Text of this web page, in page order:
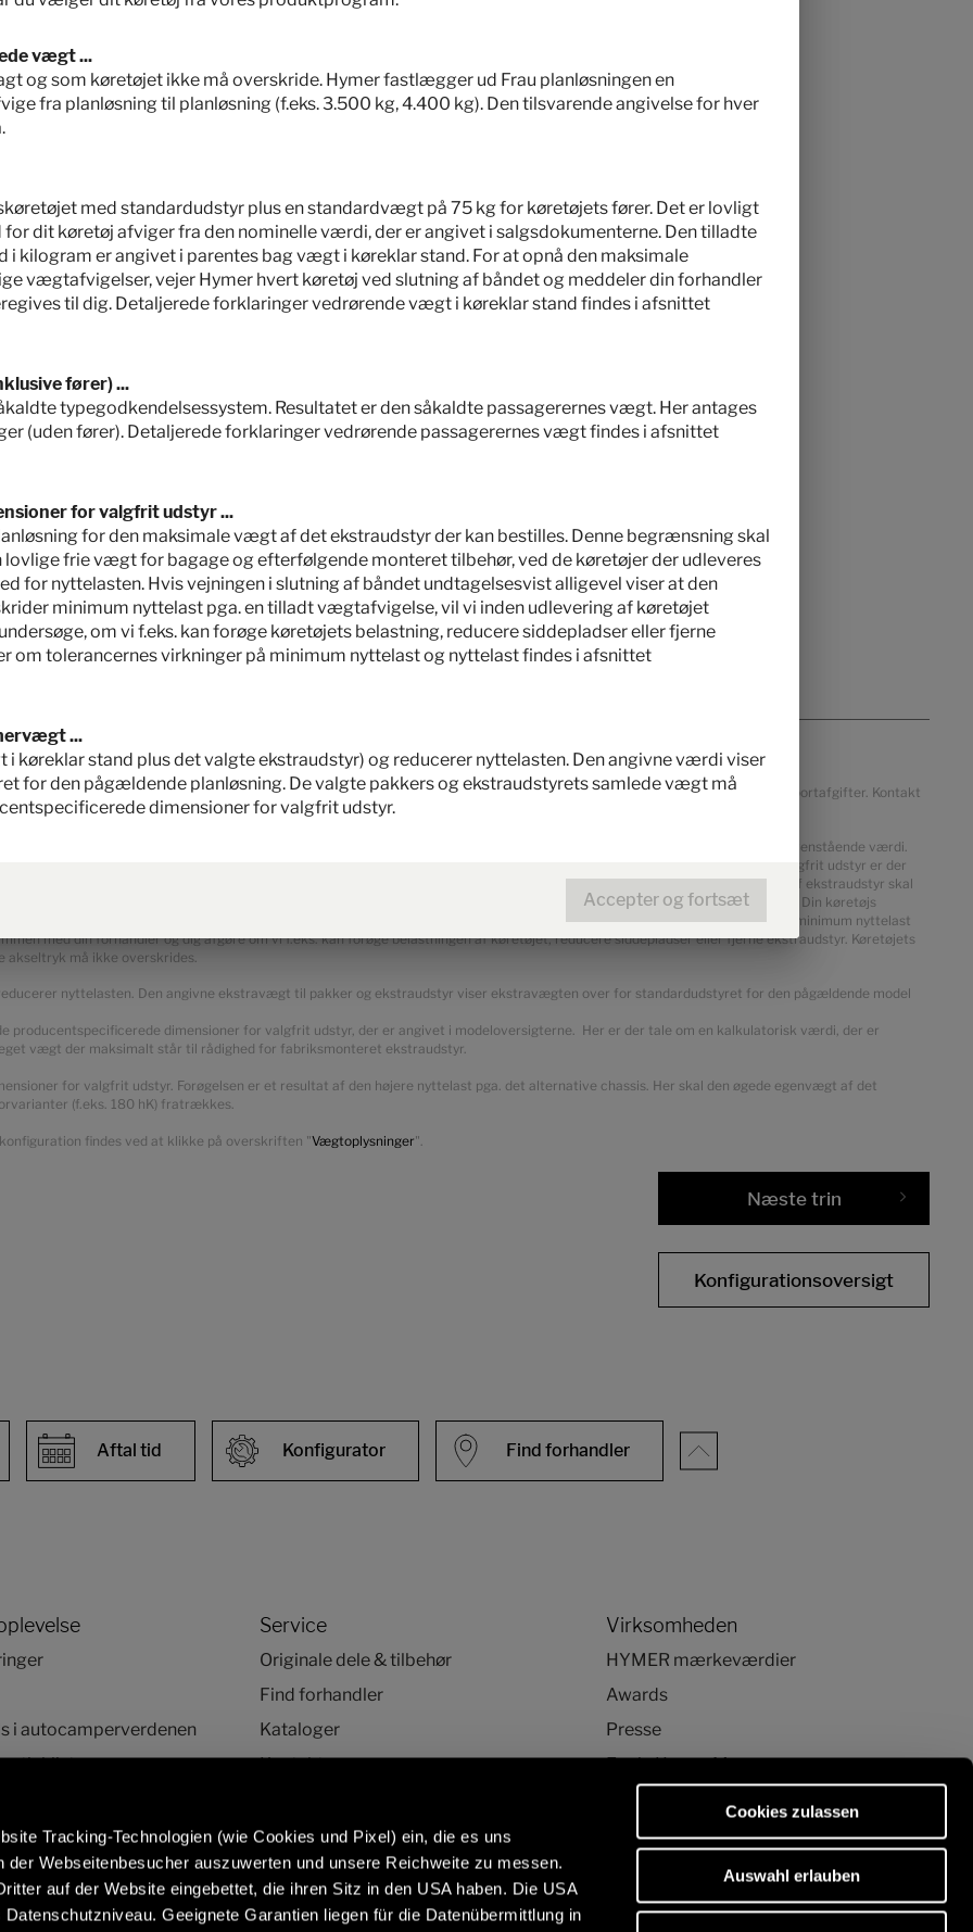
Tracking-Technologien (wie Cookies und Pixel) ein, die es uns
der Webseitenbesucher auszuwerten und unsere Reichweite zu messen.
auf der Website eingebettet, die ihren Sitz in den USA haben. Die USA
Geeignete Garantien liegen für die Datenübermittlung in
Cookies zulassen
Auswahl erlauben
Hymer Grand Canyon S
1.213.000,– kr.
Pris fra
2 - 4
Sovepladser
Længde Største teknisk tilladte totalvægt
Vælg planløsning
Priser i andre lande kan variere på grund af valuta, landespecifik moms, landespecifikation, On The Road-afgifter eller importafgifter. Kontakt
dit land.
der er fastlagt i typegodkendelsessystemet. Pga. produktionsafvigelser kan den reelt vejede vægt i køreklar stand afvige fra ovenstående værdi.
tilladte spænd i kilogram er angivet i parentes bag vægten i køreklar stand. Ved producentspecificerede dimensioner for valgfrit udstyr er der
som Hymer anvender, for hvor meget vægt der maksimalt står til rådighed for fabriksmonteret ekstraudstyr. Begrænsning af ekstraudstyr skal
bagage og efterfølgende monteret tilbehør også faktisk står til rådighed for nyttelasten ved de af Hymer udleverede køretøjer. Din køretøjs
vejningen undtagelsesvist viser, at den faktiske belastningskapacitet til trods for begrænsning af ekstraudstyr overskrider minimum nyttelast
med din forhandler og dig afgøre om vi f.eks. kan forøge belastningen af køretøjet, reducere siddepladser eller fjerne ekstraudstyr. Køretøjets
må ikke overskrides.
nyttelasten. Den angivne ekstravægt til pakker og ekstraudstyr viser ekstravægten over for standardudstyret for den pågældende model
dimensioner for valgfrit udstyr, der er angivet i modeloversigterne. Her er der tale om en kalkulatorisk værdi, der er
vægt der maksimalt står til rådighed for fabriksmonteret ekstraudstyr.
for valgfrit udstyr. Forøgelsen er et resultat af den højere nyttelast pga. det alternative chassis. Her skal den øgede egenvægt af det
(f.eks. 180 hK) fratrækkes.
findes ved at klikke på overskriften "Vægtoplysninger".
Næste trin
Konfigurationsoversigt
Find forhandler
Konfigurator
Aftal tid
i autocamperverdenen
tjekliste
Service
Originale dele & tilbehør
Find forhandler
Kataloger
Kontakt
Nyhedsbrev
Virksomheden
HYMER mærkeværdier
Awards
Presse
Erwin Hymer Museum
vægt ...
og som køretøjet ikke må overskride. Hymer fastlægger ud Frau planløsningen en
fra planløsning til planløsning (f.eks. 3.500 kg, 4.400 kg). Den tilsvarende angivelse for hver
med standardudstyr plus en standardvægt på 75 kg for køretøjets fører. Det er lovligt
dit køretøj afviger fra den nominelle værdi, der er angivet i salgsdokumenterne. Den tilladte
i kilogram er angivet i parentes bag vægt i køreklar stand. For at opnå den maksimale
vægtafvigelser, vejer Hymer hvert køretøj ved slutning af båndet og meddeler din forhandler
til dig. Detaljerede forklaringer vedrørende vægt i køreklar stand findes i afsnittet
fører) ...
typegodkendelsessystem. Resultatet er den såkaldte passagerernes vægt. Her antages
(uden fører). Detaljerede forklaringer vedrørende passagerernes vægt findes i afsnittet
for valgfrit udstyr ...
for den maksimale vægt af det ekstraudstyr der kan bestilles. Denne begrænsning skal
lovlige frie vægt for bagage og efterfølgende monteret tilbehør, ved de køretøjer der udleveres
for nyttelasten. Hvis vejningen i slutning af båndet undtagelsesvist alligevel viser at den
minimum nyttelast pga. en tilladt vægtafvigelse, vil vi inden udlevering af køretøjet
om vi f.eks. kan forøge køretøjets belastning, reducere siddepladser eller fjerne
om tolerancernes virkninger på minimum nyttelast og nyttelast findes i afsnittet
...
køreklar stand plus det valgte ekstraudstyr) og reducerer nyttelasten. Den angivne værdi viser
for den pågældende planløsning. De valgte pakkers og ekstraudstyrets samlede vægt må
dimensioner for valgfrit udstyr.
Accepter og fortsæt